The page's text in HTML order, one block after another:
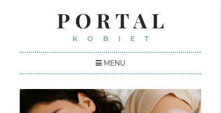
PORTAL
KOBIET
MENU